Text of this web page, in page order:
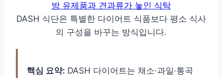
DASH 식단은 특별한 다이어트 식품보다 평소 식사
의 구성을 바꾸는 방식입니다.
핵심 요약: DASH 다이어트는 채소·과일·통곡